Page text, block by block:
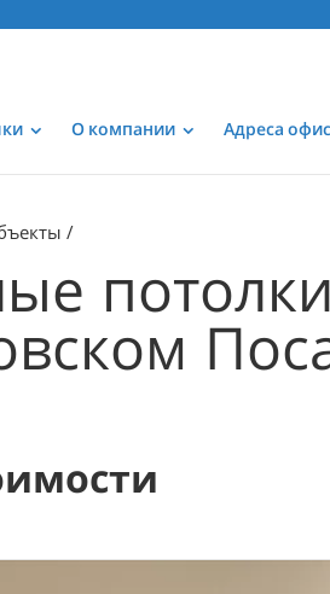
О компании Адреса